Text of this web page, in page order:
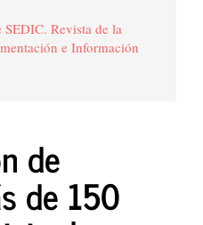
Revista de la
e Información
de
de 150